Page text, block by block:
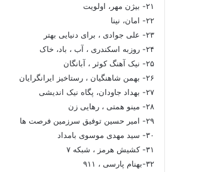
۲۱- بیژن مهر، اولویت
۲۲- امان، نینا
۲۳- علی جوادی ، برای دنیایی بهتر
۲۴- روزبه اسکندری ، آب ، باد، خاک
۲۵- نیک آهنگ کوثر ، آبانگان
۲۶- بهمن شاهنگیان ، رستاخیز ایرانگرایان
۲۷- بهداد جاودان، پگاه نیک اندیشی
۲۸- مینو همتی ، رهایی زن
۲۹- امیر حسین توفیق سرزمین فرصت ها
۳۰- سید مهدی موسوی بامداد
۳۱- کشیش هرمز ، شبکه ۷
۳۲-بهنام پارسی ، ۹۱۱